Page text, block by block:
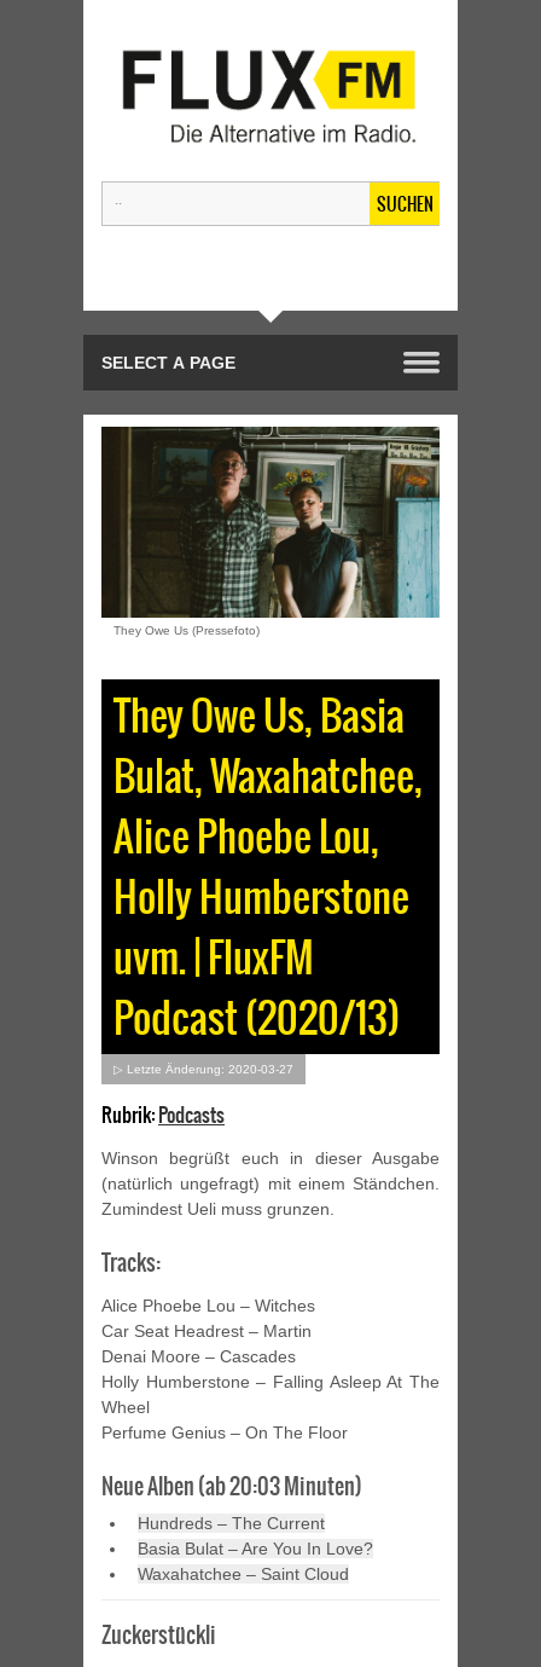
SUCHEN
They Owe Us (Pressefoto)
They Owe Us, Basia
Bulat, Waxahatchee,
Alice Phoebe Lou,
Holly Humberstone
uvm. | FluxFM
Podcast (2020/13)
▷ Letzte Änderung: 2020-03-27
Rubrik:Podcasts
Winson begrüßt euch in dieser Ausgabe
(natürlich ungefragt) mit einem Ständchen.
Zumindest Ueli muss grunzen.
Tracks:
Alice Phoebe Lou – Witches
Car Seat Headrest – Martin
Denai Moore – Cascades
Holly Humberstone – Falling Asleep At The
Wheel
Perfume Genius – On The Floor
Neue Alben (ab 20:03 Minuten)
Hundreds – The Current
Basia Bulat – Are You In Love?
Waxahatchee – Saint Cloud
Zuckerstückli